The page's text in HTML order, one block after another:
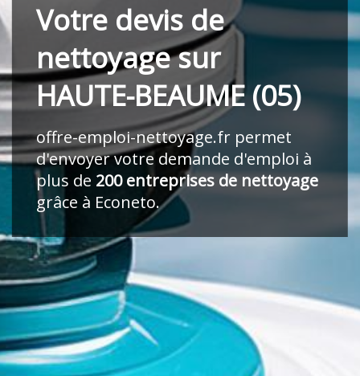
Votre devis de
nettoyage sur
HAUTE-BEAUME (05)
offre-emploi-nettoyage.frpermet
d'envoyer votre demande d'emploi à
plus de 200 entreprises de nettoyage
grâce à Econeto.